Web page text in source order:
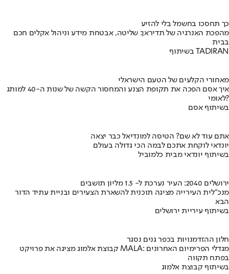
כך תחסכו בחשמל בלי להזיע
מהפכת האנרגיה של תדיראן: שליטה, אבטחת מידע וניהול אקלים חכם
בבית
בשיתוף TADIRAN
מאחורי הקלעים של הטעם הישראלי
איך אסם הפכה את תקופת הצנע והמחסור הקשה של שנות ה-40 למותג
לאומי?
בשיתוף אסם
אתם עוד לא שם? הטיסה למונדיאל כבר יצאה
יונדאי לוקחת אתכם לבמה הכי גדולה בעולם
בשיתוף יונדאי מבית כלמוביל
ירושלים 2040: העיר נערכת ל- 1.5 מליון תושבים
מנכ"לית העירייה מציגה תוכנית להשארת הצעירים ובניית עתיד הדור
הבא
בשיתוף עיריית ירושלים
חלון ההזדמנויות בכפר גנים נסגר
קבוצת אלמוג מציגה את פרויקט MALA: מגדלי הפרימיום האחרונים
בפתח תקווה
בשיתוף קבוצת אלמוג